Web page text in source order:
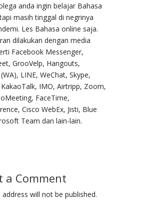
anda ingin belajar Bahasa
masih tinggal di negrinya
Les Bahasa online saja.
dilakukan dengan media
Facebook Messenger,
GrooVelp, Hangouts,
LINE, WeChat, Skype,
IMO, Airtripp, Zoom,
FaceTime,
Cisco WebEx, Jisti, Blue
Team dan lain-lain.
a Comment
address will not be published.